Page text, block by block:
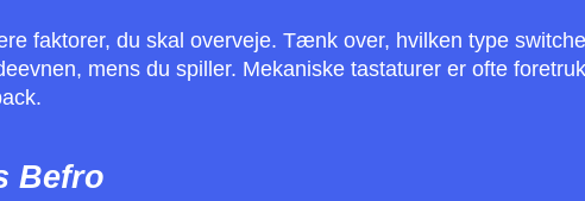
faktorer, du skal overveje. Tænk over, hvilken type
mens du spiller. Mekaniske tastaturer er ofte
Befro